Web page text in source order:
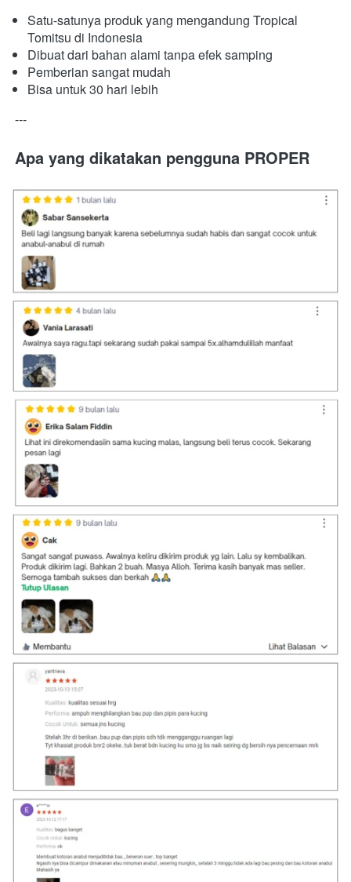
Satu-satunya produk yang mengandung Tropical
Tomitsu di Indonesia
Dibuat dari bahan alami tanpa efek samping
Pemberian sangat mudah
Bisa untuk 30 hari lebih
---
Apa yang dikatakan pengguna PROPER